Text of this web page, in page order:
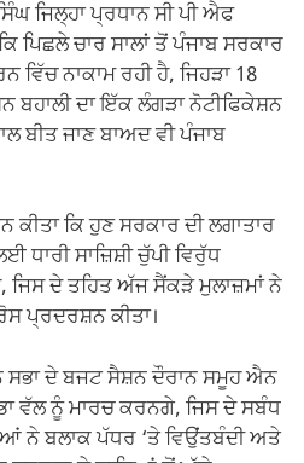
ਜਿਲ੍ਹਾ ਪ੍ਰਧਾਨ ਸੀ ਪੀ ਐਫ
ਪਿਛਲੇ ਚਾਰ ਸਾਲਾਂ ਤੋਂ ਪੰਜਾਬ ਸਰਕਾਰ
ਨਾਕਾਮ ਰਹੀ ਹੈ, ਜਿਹੜਾ 18
ਬਹਾਲੀ ਦਾ ਇੱਕ ਲੰਗੜਾ ਨੋਟੀਫਿਕੇਸ਼ਨ
ਬੀਤ ਜਾਣ ਬਾਅਦ ਵੀ ਪੰਜਾਬ
ਕਿ ਹੁਣ ਸਰਕਾਰ ਦੀ ਲਗਾਤਾਰ
ਧਾਰੀ ਸਾਜ਼ਿਸ਼ੀ ਚੁੱਪੀ ਵਿਰੁੱਧ
ਦੇ ਤਹਿਤ ਅੱਜ ਸੈਂਕੜੇ ਮੁਲਾਜ਼ਮਾਂ ਨੇ
ਪ੍ਰਦਰਸ਼ਨ ਕੀਤਾ।
ਸਭਾ ਦੇ ਬਜਟ ਸੈਸ਼ਨ ਦੌਰਾਨ ਸਮੂਹ ਐਨ
ਵੱਲ ਨੂੰ ਮਾਰਚ ਕਰਨਗੇ, ਜਿਸ ਦੇ ਸਬੰਧ
ਨੇ ਬਲਾਕ ਪੱਧਰ ‘ਤੇ ਵਿਉਂਤਬੰਦੀ ਅਤੇ